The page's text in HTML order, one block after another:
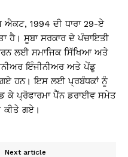
ਐਕਟ, 1994 ਦੀ ਧਾਰਾ 29-ਏ
ਹੈ। ਸੂਬਾ ਸਰਕਾਰ ਦੇ ਪੰਚਾਇਤੀ
ਲਈ ਸਮਾਜਿਕ ਸਿੱਖਿਆ ਅਤੇ
ਇੰਜੀਨੀਅਰ ਅਤੇ ਪੇਂਡੂ
ਹਨ। ਇਸ ਲਈ ਪ੍ਰਬੰਧਕਾਂ ਨੂੰ
ਕੇ ਪ੍ਰੋਫਾਰਮਾ ਪੈੱਨ ਡਰਾਈਵ ਸਮੇਤ
ਕੀਤੇ ਗਏ।
Next article